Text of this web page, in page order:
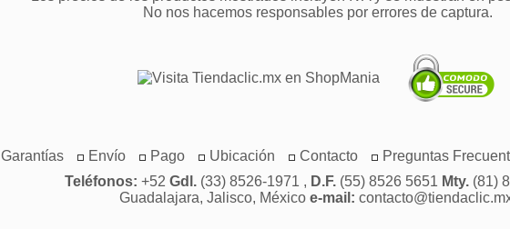
No nos hacemos responsables por errores de captura.
Garantías Envío Pago Ubicación Contacto Preguntas
Teléfonos: +52 Gdl.(33) 8526-1971 , D.F.(55) 8526 5651 Mty.(81)
Guadalajara, Jalisco, México e-mail: